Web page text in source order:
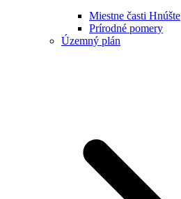
Miestne časti Hnúšte
Prírodné pomery
Územný plán